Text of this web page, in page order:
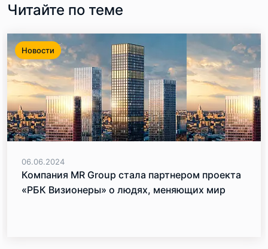
Читайте по теме
Новости
06.06.2024
Компания MR Group стала партнером проекта
«РБК Визионеры» о людях, меняющих мир